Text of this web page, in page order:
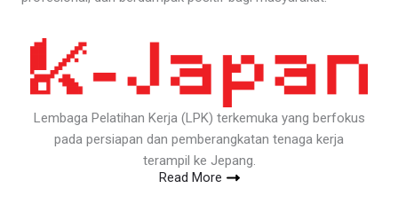
Lembaga Pelatihan Kerja (LPK) terkemuka yang berfokus
pada persiapan dan pemberangkatan tenaga kerja
terampil ke Jepang.
Read More